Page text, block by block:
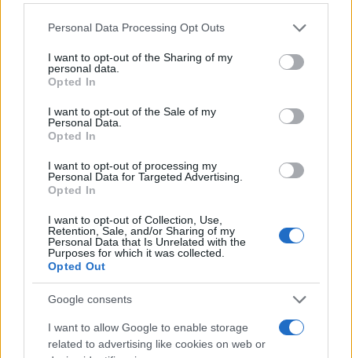
Personal Data Processing Opt Outs
I want to opt-out of the Sharing of my
personal data.
Opted In
I want to opt-out of the Sale of my
Personal Data.
Opted In
I want to opt-out of processing my
Personal Data for Targeted Advertising.
Opted In
I want to opt-out of Collection, Use,
Retention, Sale, and/or Sharing of my
Personal Data that Is Unrelated with the
Purposes for which it was collected.
Opted Out
Google consents
I want to allow Google to enable storage
related to advertising like cookies on web or
Rispondi VIsualizza le risposte
22 Gennaio 2025, 18:29 18:29
la pena capitale. Mi chiedo se stia anche pensando di uscire
dall’ONU e relative numerose sotto organizzazioni. Sono
denti per i dazi, che ancora non ci sono e per la perdita di
Rispondi
22 Gennaio 2025, 18:22 18:22